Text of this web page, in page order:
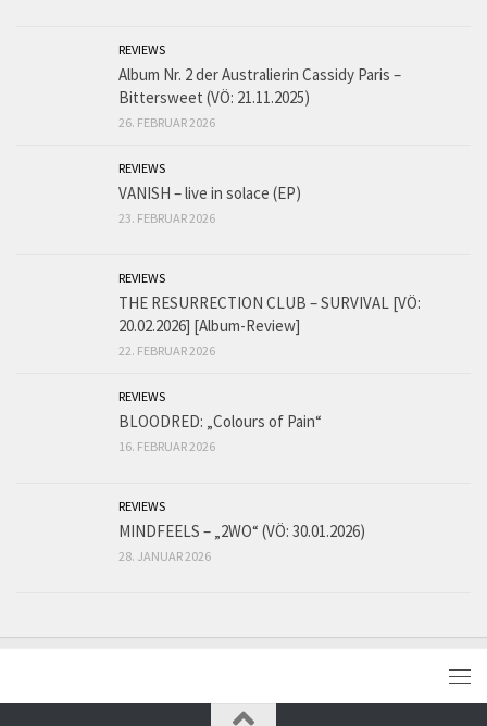
REVIEWS
Album Nr. 2 der Australierin Cassidy Paris –
Bittersweet (VÖ: 21.11.2025)
26. FEBRUAR 2026
REVIEWS
VANISH – live in solace (EP)
23. FEBRUAR 2026
REVIEWS
THE RESURRECTION CLUB – SURVIVAL [VÖ:
20.02.2026] [Album-Review]
22. FEBRUAR 2026
REVIEWS
BLOODRED: „Colours of Pain“
16. FEBRUAR 2026
REVIEWS
MINDFEELS – „2WO“ (VÖ: 30.01.2026)
28. JANUAR 2026